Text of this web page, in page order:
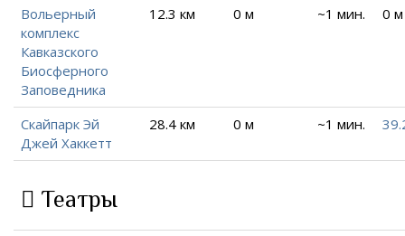
Вольерный
комплекс
Кавказского
Биосферного
Заповедника
12.3 км 0 м ~1 мин. 0 м
Скайпарк Эй
Джей Хаккетт
28.4 км 0 м ~1 мин.
Театры